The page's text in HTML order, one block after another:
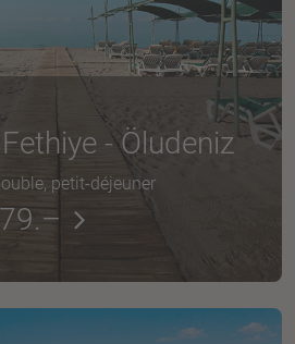
- Öludeniz
petit-déjeuner